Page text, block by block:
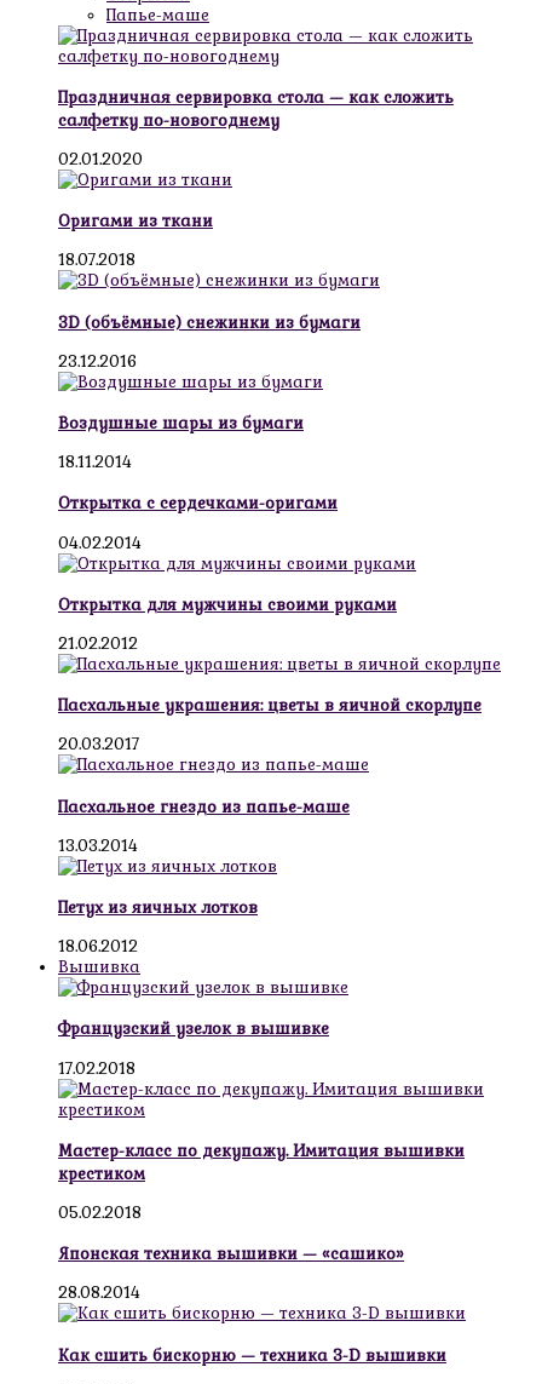
Папье-маше
Праздничная сервировка стола — как сложить
салфетку по-новогоднему
02.01.2020
Оригами из ткани
18.07.2018
3D (объёмные) снежинки из бумаги
23.12.2016
Воздушные шары из бумаги
18.11.2014
Открытка с сердечками-оригами
04.02.2014
Открытка для мужчины своими руками
21.02.2012
Пасхальные украшения: цветы в яичной скорлупе
20.03.2017
Пасхальное гнездо из папье-маше
13.03.2014
Петух из яичных лотков
18.06.2012
Вышивка
Французский узелок в вышивке
17.02.2018
Мастер-класс по декупажу. Имитация вышивки
крестиком
05.02.2018
Японская техника вышивки — «сашико»
28.08.2014
Как сшить бискорню — техника 3-D вышивки